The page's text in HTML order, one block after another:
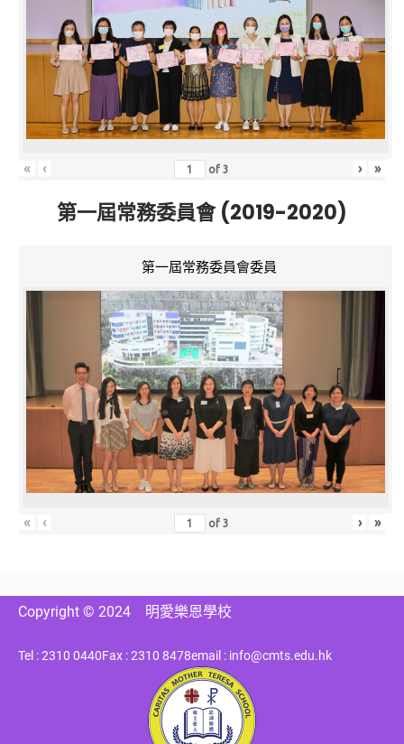
« ‹ of3 › »
第一屆常務委員會 (2019-2020)
第一屆常務委員會委員
« ‹ of3 › »
Copyright © 2024 明愛樂恩學校
Tel : 2310 0440Fax : 2310 8478email : info@cmts.edu.hk